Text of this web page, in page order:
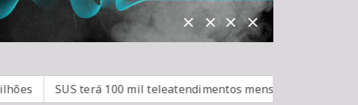
SUS terá 100 mil teleatendimentos mensais para vício em bets